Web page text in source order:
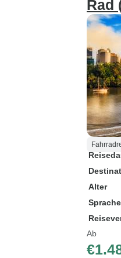
Rad
Alter
Sprache
Ab